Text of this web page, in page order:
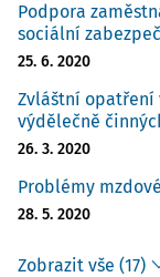
Podpora
sociální
25. 6. 2020
Zvláštní opatření
výdělečně
26. 3. 2020
Problémy
28. 5. 2020
Zobrazit vše (17)